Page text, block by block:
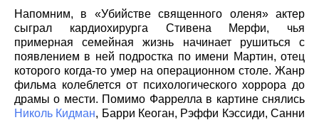
Напомним, в «Убийстве священного оленя» актер
сыграл кардиохирурга Стивена Мерфи, чья
примерная семейная жизнь начинает рушиться с
появлением в ней подростка по имени Мартин, отец
которого когда-то умер на операционном столе. Жанр
фильма колеблется от психологического хоррора до
драмы о мести. Помимо Фаррелла в картине снялись
Николь Кидман, Барри Кеоган, Рэффи Кэссиди, Санни